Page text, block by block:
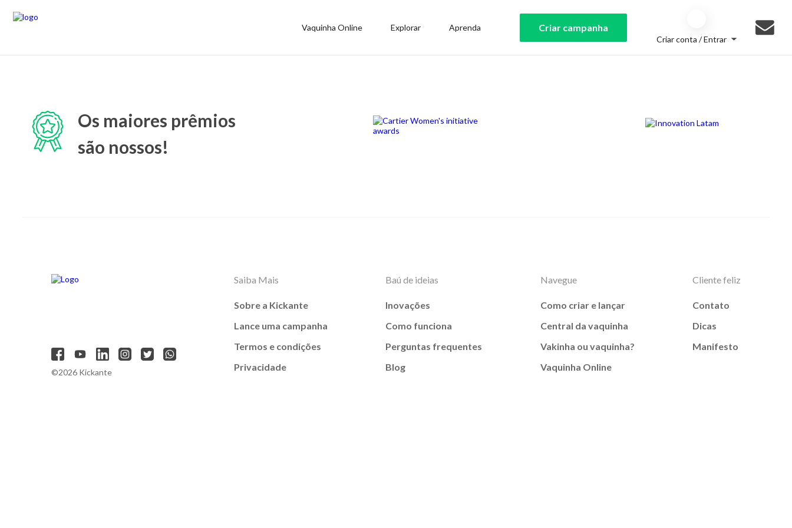
Vaquinha Online Explorar Aprenda Criar campanha
Criar conta / Entrar
Os maiores prêmios
são nossos!
©2026 Kickante
Saiba Mais
Sobre a Kickante
Lance uma campanha
Termos e condições
Privacidade
Baú de ideias
Inovações
Como funciona
Perguntas frequentes
Blog
Navegue
Como criar e lançar
Central da vaquinha
Vakinha ou vaquinha?
Vaquinha Online
Cliente feliz
Contato
Dicas
Manifesto